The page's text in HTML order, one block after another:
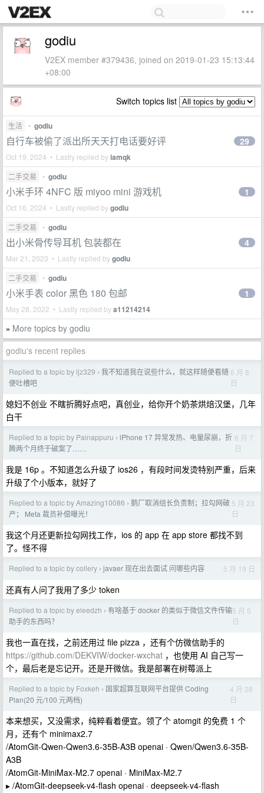
godiu
V2EX member #379436, joined on 2019-01-23 15:13:44
+08:00
Switch topics list
生活 • godiu
自行车被偷了派出所天天打电话要好评
Oct 19, 2024 • Lastly replied byiamqk
29
二手交易 • godiu
小米手环 4NFC 版 miyoo mini 游戏机
Oct 16, 2024 • Lastly replied bygodiu
1
二手交易 • godiu
出小米骨传导耳机 包装都在
Mar 21, 2023 • Lastly replied bygodiu
4
二手交易 • godiu
小米手表 color 黑色 180 包邮
May 28, 2022 • Lastly replied bya11214214
1
» More topics by godiu
godiu's recent replies
Replied to a topic by ljz329 › 我不知道我在说些什么，就这样随便看随
便吐槽吧
6 月 8
日
媳妇不创业 不瞎折腾好点吧，真创业，给你开个奶茶烘焙汉堡，几年
白干
Replied to a topic by Painappuru › iPhone 17 异常发热、电量尿崩，折
腾两个月终于破案了……
6 月 7
日
我是 16p 。不知道怎么升级了 ios26 ，有段时间发烫特别严重，后来
升级了个小版本，就好了
Replied to a topic by Amazing10086 › 鹅厂取消组长负责制；拉勾网破
产； Meta 裁员补偿曝光！
5 月 23
日
我这个月还更新拉勾网找工作，ios 的 app 在 app store 都找不到
了。怪不得
Replied to a topic by collery › javaer 现在出去面试 问哪些内容 5 月 19 日
还真有人问了我用了多少 token
Replied to a topic by eleedzh › 有啥基于 docker 的类似于微信文件传输
助手的东西吗？
5 月 5
日
我也一直在找，之前还用过 file pizza ，还有个仿微信助手的
https://github.com/DEKVIW/docker-wxchat ，也使用 AI 自己写一
个，最后老是忘记开。还是开微信。我是部署在树莓派上
Replied to a topic by Foxkeh › 国家超算互联网平台提供 Coding
Plan(20 元/100 元两档)
4 月 28
日
本来想买，又没需求，纯粹看着便宜。领了个 atomgit 的免费 1 个
月，还有个 minimax2.7
/AtomGit-Qwen-Qwen3.6-35B-A3B openai · Qwen/Qwen3.6-35B-
A3B
/AtomGit-MiniMax-M2.7 openai · MiniMax-M2.7
▸ /AtomGit-deepseek-v4-flash openai · deepseek-v4-flash